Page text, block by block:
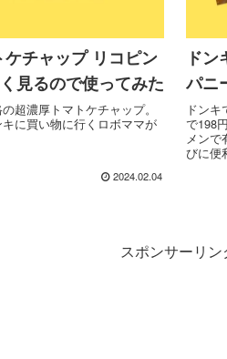
ケチャップ リコピン
見るので使ってみた
超濃厚トマトケチャップ。
に買い物に行くロボママが
2024.02.04
ド
パニ
ドン
で198
メン
びに便
スポンサーリン